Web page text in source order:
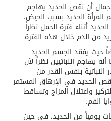
أن نقص الحديد يهاجم
الحديد بسبب الحيض،
أثناء فترة الحمل نظراً
من الدم خلال هذه الفترة.
حيث يفقد الجسم الحديد
يهاجم النباتيين نظراً لأن
بنفس القدر من
الحديد في الإرهاق المستمر
واعتلال المزاج وتساقط
الفم.
البالغ إلى 10 ملغرامات يومياً من الحديد، في حين